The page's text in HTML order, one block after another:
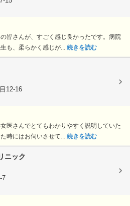
皆さんが、すごく感じ良かったです。病院
も、柔らかく感じが... 続きを読む
12-16
医さんでとてもわかりやすく説明していた
時にはお伺いさせて... 続きを読む
ニック
7